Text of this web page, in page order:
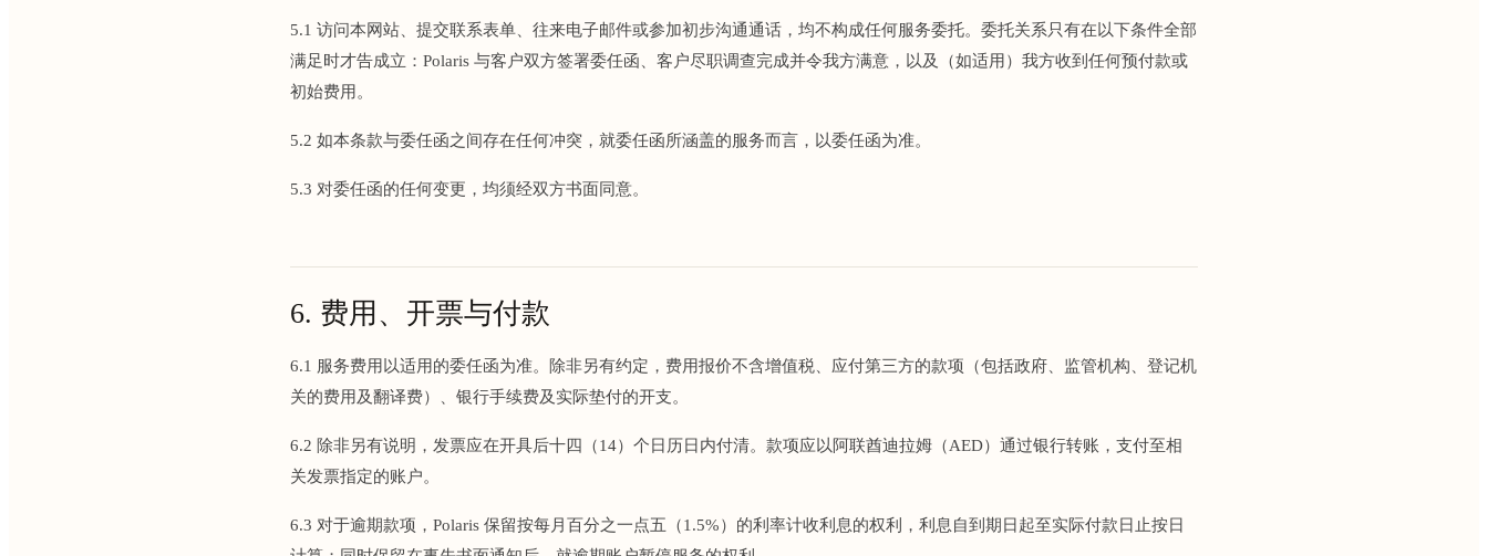
5.1 访问本网站、提交联系表单、往来电子邮件或参加初步沟通通话，均不构成任何服务委托。委托关系只有在以下条件全部
满足时才告成立：Polaris 与客户双方签署委任函、客户尽职调查完成并令我方满意，以及（如适用）我方收到任何预付款或
初始费用。
5.2 如本条款与委任函之间存在任何冲突，就委任函所涵盖的服务而言，以委任函为准。
5.3 对委任函的任何变更，均须经双方书面同意。
6. 费用、开票与付款
6.1 服务费用以适用的委任函为准。除非另有约定，费用报价不含增值税、应付第三方的款项（包括政府、监管机构、登记机
关的费用及翻译费）、银行手续费及实际垫付的开支。
6.2 除非另有说明，发票应在开具后十四（14）个日历日内付清。款项应以阿联酋迪拉姆（AED）通过银行转账，支付至相
关发票指定的账户。
6.3 对于逾期款项，Polaris 保留按每月百分之一点五（1.5%）的利率计收利息的权利，利息自到期日起至实际付款日止按日